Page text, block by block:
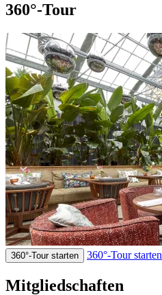
360°-Tour
360°-Tour starten 360°-Tour starten
Mitgliedschaften